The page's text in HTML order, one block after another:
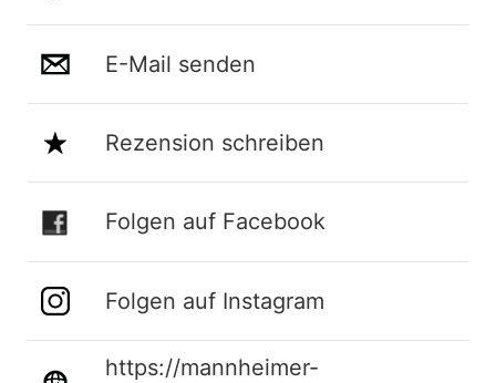
E-Mail senden
Rezension schreiben
Folgen auf Facebook
Folgen auf Instagram
https://mannheimer-